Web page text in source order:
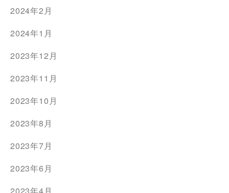
2024年2月
2024年1月
2023年12月
2023年11月
2023年10月
2023年8月
2023年7月
2023年6月